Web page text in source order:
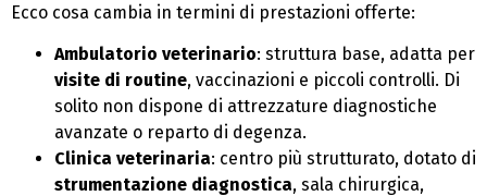
Ecco cosa cambia in termini di prestazioni offerte:
Ambulatorio veterinario: struttura base, adatta per
visite di routine, vaccinazioni e piccoli controlli. Di
solito non dispone di attrezzature diagnostiche
avanzate o reparto di degenza.
Clinica veterinaria: centro più strutturato, dotato di
strumentazione diagnostica, sala chirurgica,